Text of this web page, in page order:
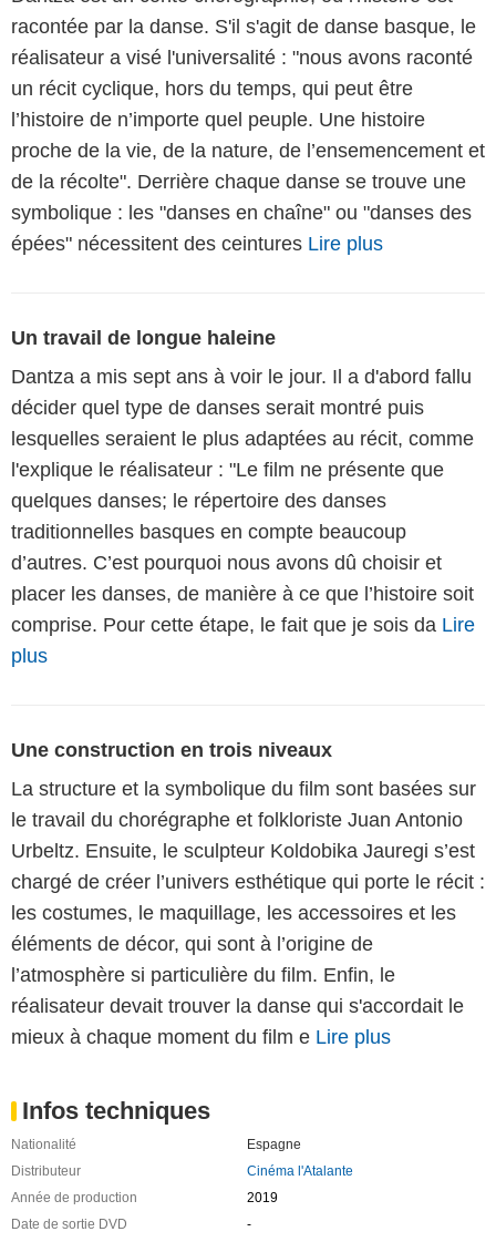
racontée par la danse. S'il s'agit de danse basque, le
réalisateur a visé l'universalité : "nous avons raconté
un récit cyclique, hors du temps, qui peut être
l’histoire de n’importe quel peuple. Une histoire
proche de la vie, de la nature, de l’ensemencement et
de la récolte". Derrière chaque danse se trouve une
symbolique : les "danses en chaîne" ou "danses des
épées" nécessitent des ceintures Lire plus
Un travail de longue haleine
Dantza a mis sept ans à voir le jour. Il a d'abord fallu
décider quel type de danses serait montré puis
lesquelles seraient le plus adaptées au récit, comme
l'explique le réalisateur : "Le film ne présente que
quelques danses; le répertoire des danses
traditionnelles basques en compte beaucoup
d’autres. C’est pourquoi nous avons dû choisir et
placer les danses, de manière à ce que l’histoire soit
comprise. Pour cette étape, le fait que je sois da Lire
plus
Une construction en trois niveaux
La structure et la symbolique du film sont basées sur
le travail du chorégraphe et folkloriste Juan Antonio
Urbeltz. Ensuite, le sculpteur Koldobika Jauregi s’est
chargé de créer l’univers esthétique qui porte le récit :
les costumes, le maquillage, les accessoires et les
éléments de décor, qui sont à l’origine de
l’atmosphère si particulière du film. Enfin, le
réalisateur devait trouver la danse qui s'accordait le
mieux à chaque moment du film e Lire plus
Infos techniques
Nationalité
Espagne
Distributeur
Cinéma l'Atalante
Année de production
2019
Date de sortie DVD
-